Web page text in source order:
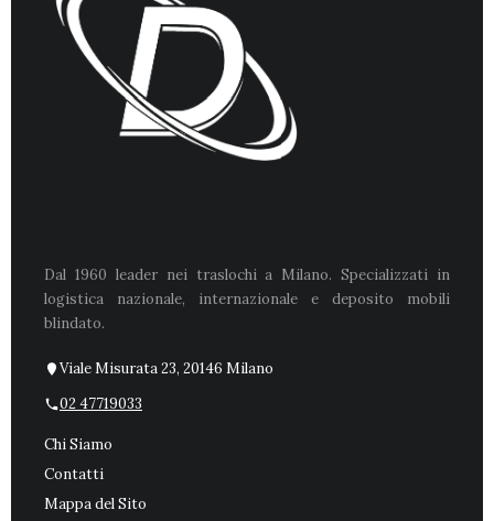
Dal 1960 leader nei traslochi a Milano. Specializzati in
logistica nazionale, internazionale e deposito mobili
blindato.
Viale Misurata 23, 20146 Milano
02 47719033
Chi Siamo
Contatti
Mappa del Sito